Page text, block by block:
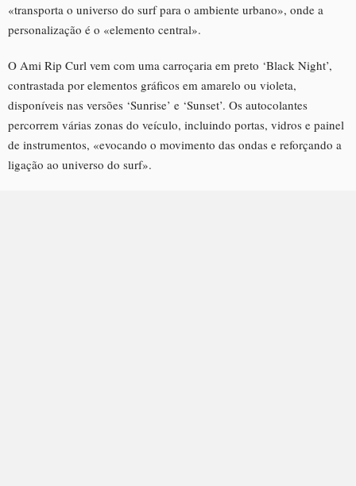
«transporta o universo do surf para o ambiente urbano», onde a
personalização é o «elemento central».
O Ami Rip Curl vem com uma carroçaria em preto ‘Black Night’,
contrastada por elementos gráficos em amarelo ou violeta,
disponíveis nas versões ‘Sunrise’ e ‘Sunset’. Os autocolantes
percorrem várias zonas do veículo, incluindo portas, vidros e painel
de instrumentos, «evocando o movimento das ondas e reforçando a
ligação ao universo do surf».